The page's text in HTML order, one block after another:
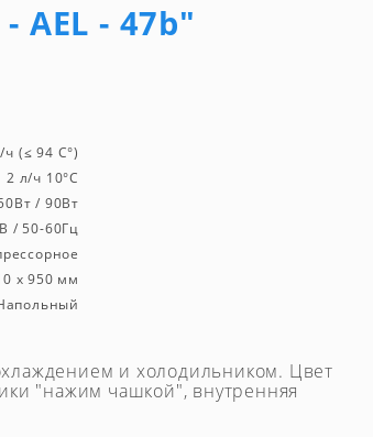
AEL - 47b"
ч (≤ 94 C°)
2 л/ч 10°C
/ 90Вт
/ 50-60Гц
х 950 мм
и холодильником. Цвет
"нажим чашкой", внутренняя